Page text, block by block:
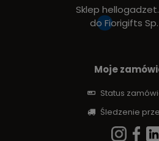
Sklep
do Fiorigifts
Moje
Status
Śledzenie